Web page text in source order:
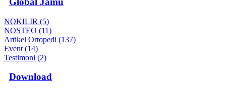
NOKILIR (5)
NOSTEO (11)
Artikel Ortopedi (137)
Event (14)
Testimoni (2)
Download